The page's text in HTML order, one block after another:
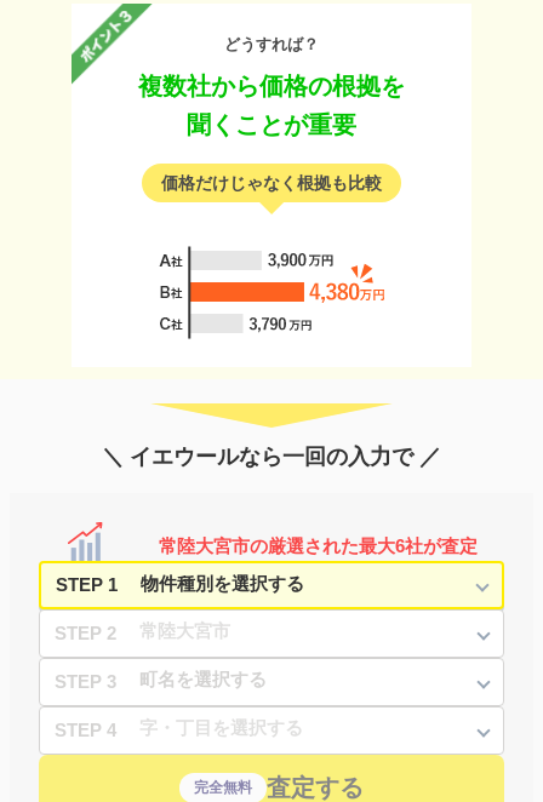
どうすれば？
複数社から価格の根拠を
聞くことが重要
価格だけじゃなく根拠も比較
＼ イエウールなら一回の入力で ／
常陸大宮市の厳選された最大6社が査定
STEP 1
STEP 2
STEP 3
STEP 4
完全無料 査定する